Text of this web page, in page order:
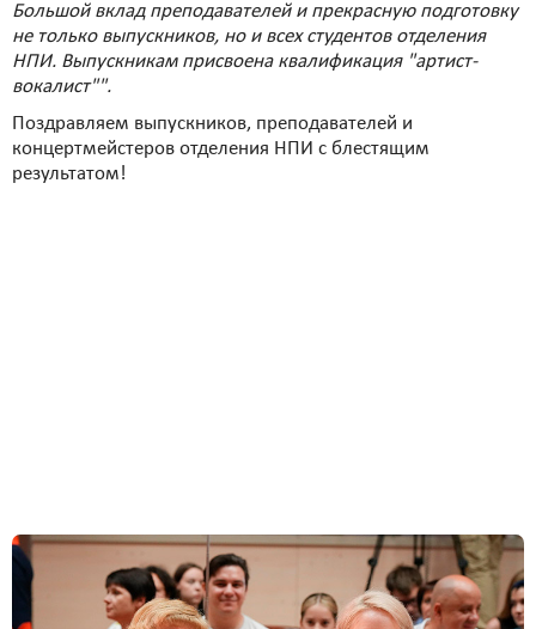
Большой вклад преподавателей и прекрасную подготовку
не только выпускников, но и всех студентов отделения
НПИ. Выпускникам присвоена квалификация "артист-
вокалист"".
Поздравляем выпускников, преподавателей и
концертмейстеров отделения НПИ с блестящим
результатом!